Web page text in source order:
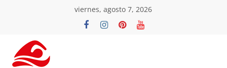
viernes, agosto 7, 2026